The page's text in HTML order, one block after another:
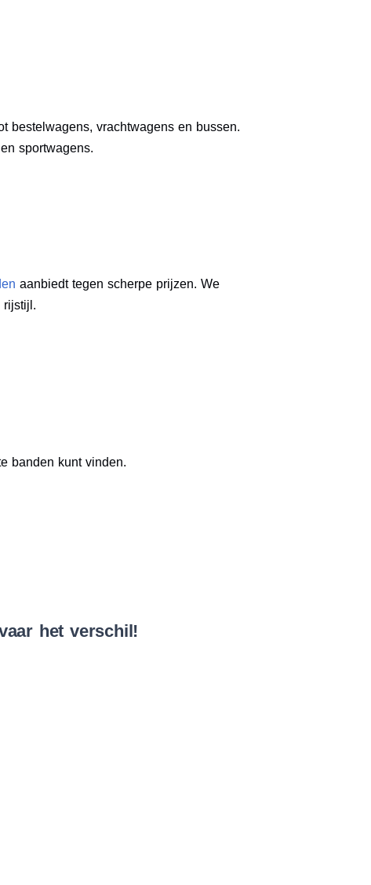
bestelwagens, vrachtwagens en bussen.
sportwagens.
aanbiedt tegen scherpe prijzen. We
rijstijl.
banden kunt vinden.​​
het verschil!